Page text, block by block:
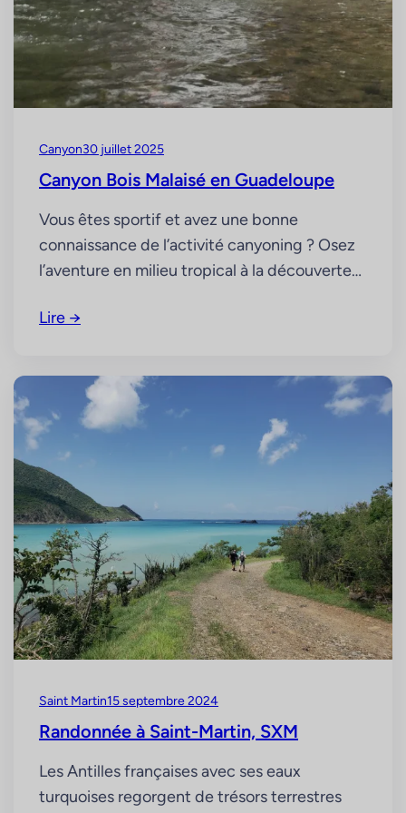
Canyon30 juillet 2025
Canyon Bois Malaisé en Guadeloupe
Vous êtes sportif et avez une bonne
connaissance de l’activité canyoning ? Osez
l’aventure en milieu tropical à la découverte
marche d’approche Au petit matin nous
trente dans la forêt avec environ 300 de D+.
La forêt tropicale est, au milieu…
Lire →
Saint Martin15 septembre 2024
Randonnée à Saint-Martin, SXM
Les Antilles françaises avec ses eaux
turquoises regorgent de trésors terrestres